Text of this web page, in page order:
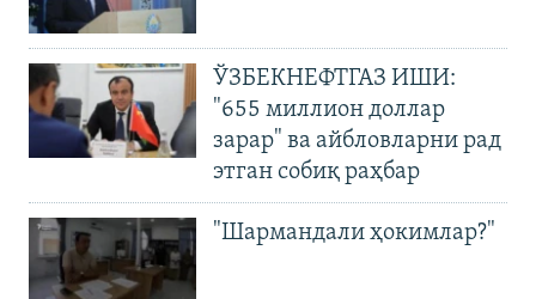
ЎЗБЕКНЕФТГАЗ ИШИ:
"655 миллион доллар
зарар" ва айбловларни рад
этган собиқ раҳбар
"Шармандали ҳокимлар?"